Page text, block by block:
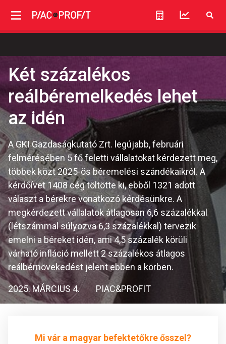
Két százalékos
reálbéremelkedés lehet
az idén
A GKI Gazdaságkutató Zrt. legújabb, februári
felmérésében 5 fő feletti vállalatokat kérdezett meg,
többek közt 2025-ös béremelési szándékaikról. A
kérdőívet 1408 cég töltötte ki, ebből 1321 adott
választ a bérekre vonatkozó kérdésünkre. A
megkérdezett vállalatok átlagosan 6,6 százalékkal
(létszámmal súlyozva 6,3 százalékkal) tervezik
emelni a béreket idén, ami 4,5 százalék körüli
várható infláció mellett 2 százalékos átlagos
reálbérnövekedést jelent ebben a körben.
2025. MÁRCIUS 4. PIAC&PROFIT
Mi vár a magyar befektetőkre ősszel?